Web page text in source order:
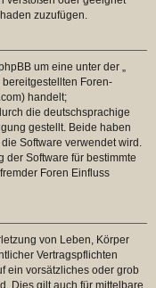
zuzufügen.
um eine unter der „
bereitgestellten Foren-
handelt;
die deutschsprachige
gestellt. Beide haben
Software verwendet wird.
der Software für bestimmte
Foren Einfluss
von Leben, Körper
Vertragspflichten
ein vorsätzliches oder grob
Dies gilt auch für mittelbare